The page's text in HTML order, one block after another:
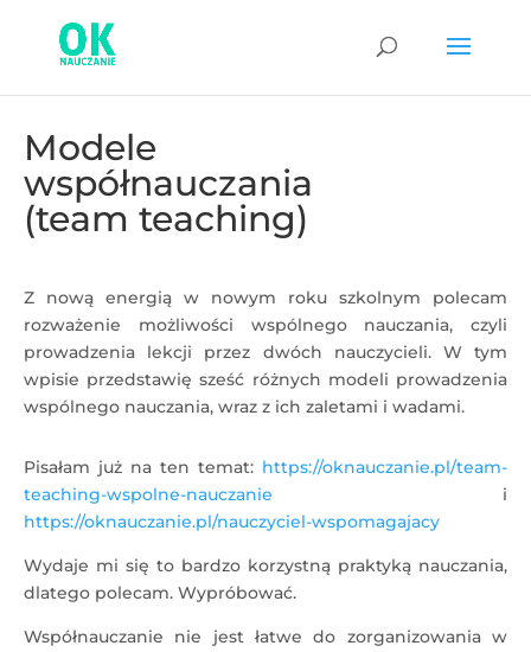
Modele
współnauczania
(team teaching)
Z nową energią w nowym roku szkolnym polecam
rozważenie możliwości wspólnego nauczania, czyli
prowadzenia lekcji przez dwóch nauczycieli. W tym
wpisie przedstawię sześć różnych modeli prowadzenia
wspólnego nauczania, wraz z ich zaletami i wadami.
Pisałam już na ten temat: https://oknauczanie.pl/team-
teaching-wspolne-nauczanie i
https://oknauczanie.pl/nauczyciel-wspomagajacy
Wydaje mi się to bardzo korzystną praktyką nauczania,
dlatego polecam. Wypróbować.
Współnauczanie nie jest łatwe do zorganizowania w